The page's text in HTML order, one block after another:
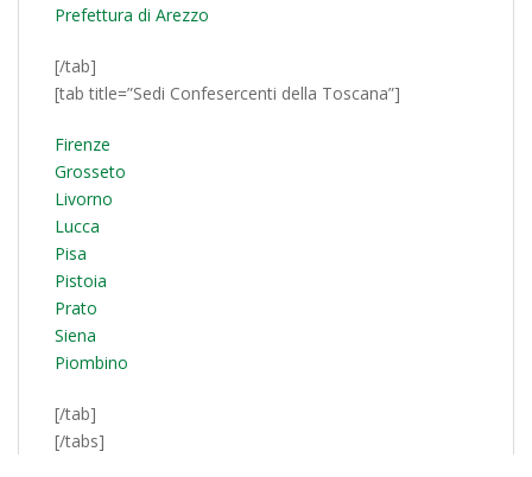
Prefettura di Arezzo
[/tab]
[tab title=”Sedi Confesercenti della Toscana”]
Firenze
Grosseto
Livorno
Lucca
Pisa
Pistoia
Prato
Siena
Piombino
[/tab]
[/tabs]